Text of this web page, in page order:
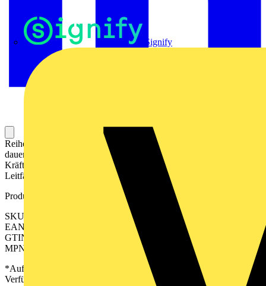
Signify
Reihenklemme zum Anschließen oder Verbinden von Leitern mit
dauerhaft sicherem Kontakt. Gehärteter Stahl hält den mechanischen
Kräften stand, Zinn-beschichtetes Kupfer sorgt für beste
Leitfähigkeit.
Produktkennzeichen
SKU: 2551550000
EAN: 04050118628180
GTIN: 04050118628180
MPN: A2C 35 DM
*Auf Anfrage verfügbar - bitte in den Warenkorb legen, um
Verfügbarkeit zu prüfen